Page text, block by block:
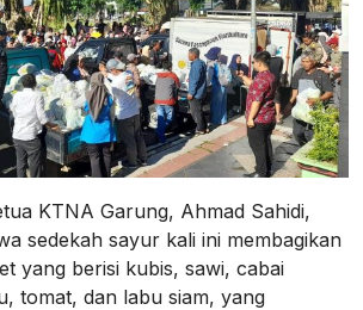
KTNA Garung, Ahmad Sahidi,
sedekah sayur kali ini membagikan
yang berisi kubis, sawi, cabai
tomat, dan labu siam, yang